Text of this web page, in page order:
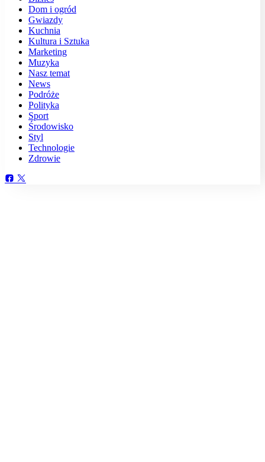
Dom i ogród
Gwiazdy
Kuchnia
Kultura i Sztuka
Marketing
Muzyka
Nasz temat
News
Podróże
Polityka
Sport
Środowisko
Styl
Technologie
Zdrowie